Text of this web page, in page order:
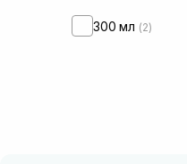
300 мл (2)